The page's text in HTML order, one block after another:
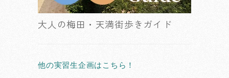
大人の梅田・天満街歩きガイド
他の実習生企画はこちら！